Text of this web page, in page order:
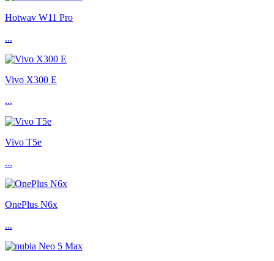
Hotwav W11 Pro
...
Vivo X300 E
...
Vivo T5e
...
OnePlus N6x
...